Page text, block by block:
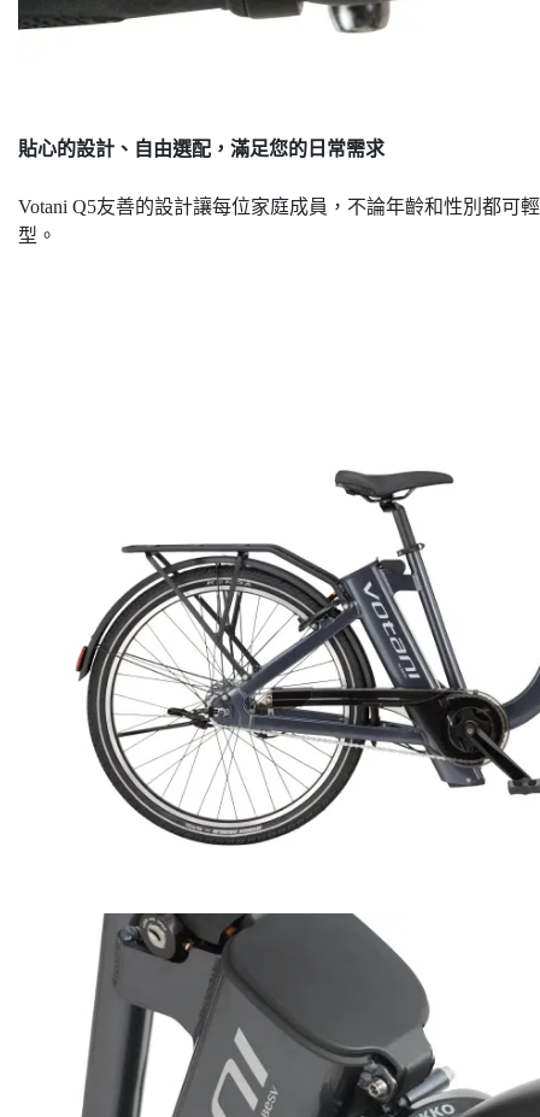
貼心的設計、自由選配，滿足您的日常需求
Votani Q5友善的設計讓每位家庭成員，不論年齡和性別都可
型。